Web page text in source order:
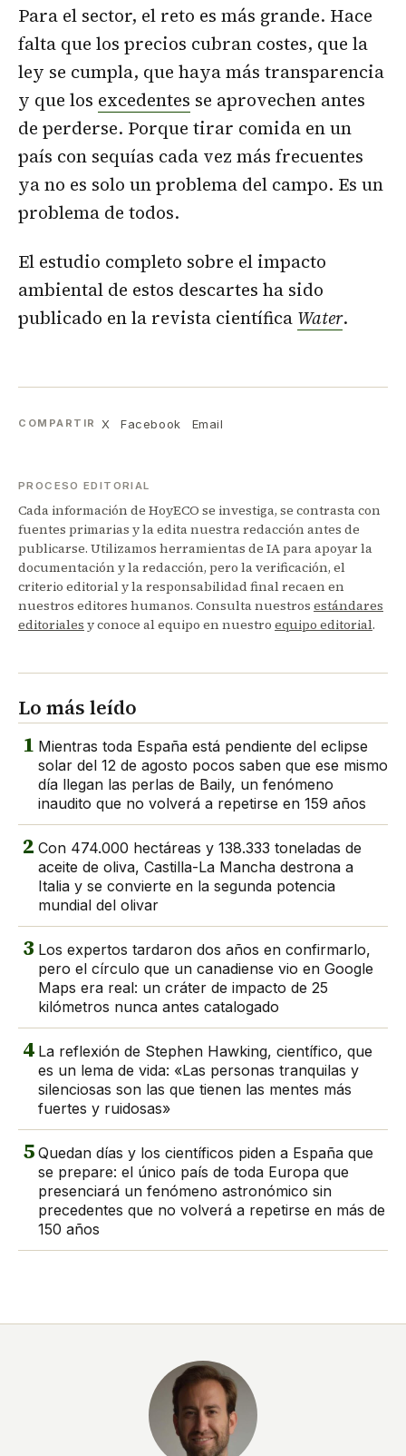
Para el sector, el reto es más grande. Hace
falta que los precios cubran costes, que la
ley se cumpla, que haya más transparencia
y que los excedentes se aprovechen antes
de perderse. Porque tirar comida en un
país con sequías cada vez más frecuentes
ya no es solo un problema del campo. Es un
problema de todos.
El estudio completo sobre el impacto
ambiental de estos descartes ha sido
publicado en la revista científica Water.
COMPARTIR X Facebook Email
PROCESO EDITORIAL
Cada información de HoyECO se investiga, se contrasta con
fuentes primarias y la edita nuestra redacción antes de
publicarse. Utilizamos herramientas de IA para apoyar la
documentación y la redacción, pero la verificación, el
criterio editorial y la responsabilidad final recaen en
nuestros editores humanos. Consulta nuestros estándares
editoriales y conoce al equipo en nuestro equipo editorial.
Lo más leído
1 Mientras toda España está pendiente del eclipse
solar del 12 de agosto pocos saben que ese mismo
día llegan las perlas de Baily, un fenómeno
inaudito que no volverá a repetirse en 159 años
2 Con 474.000 hectáreas y 138.333 toneladas de
aceite de oliva, Castilla-La Mancha destrona a
Italia y se convierte en la segunda potencia
mundial del olivar
3 Los expertos tardaron dos años en confirmarlo,
pero el círculo que un canadiense vio en Google
Maps era real: un cráter de impacto de 25
kilómetros nunca antes catalogado
4 La reflexión de Stephen Hawking, científico, que
es un lema de vida: «Las personas tranquilas y
silenciosas son las que tienen las mentes más
fuertes y ruidosas»
5 Quedan días y los científicos piden a España que
se prepare: el único país de toda Europa que
presenciará un fenómeno astronómico sin
precedentes que no volverá a repetirse en más de
150 años